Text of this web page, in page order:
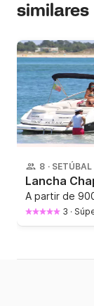
similares
8 · SETÚBAL
A partir de
3 ·